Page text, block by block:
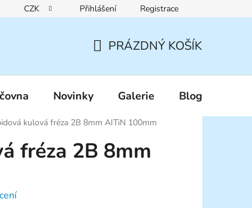
řád Pravidla zákaznických slev
CZK Přihlášení Registrace
KOŠÍK
PRÁZDNÝ KOŠÍK
Novinky Galerie Blog
kulová fréza 2B 8mm AITiN 100mm
fréza 2B 8mm